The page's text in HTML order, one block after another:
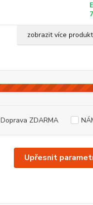
zobrazit více
Upřesnit
Doprava ZDARMA